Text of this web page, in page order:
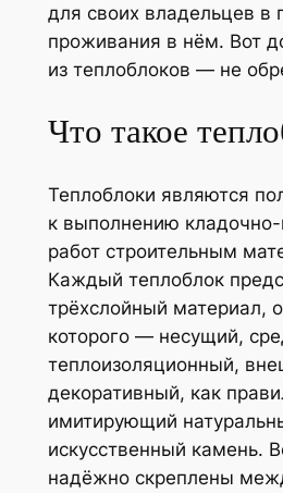
для своих владельцев в
проживания в нём. Вот
из теплоблоков — не
Что такое
Теплоблоки являются
к выполнению
работ строительным
Каждый теплоблок
трёхслойный материал,
которого — несущий,
теплоизоляционный,
декоративный, как
имитирующий
искусственный камень.
надёжно скреплены